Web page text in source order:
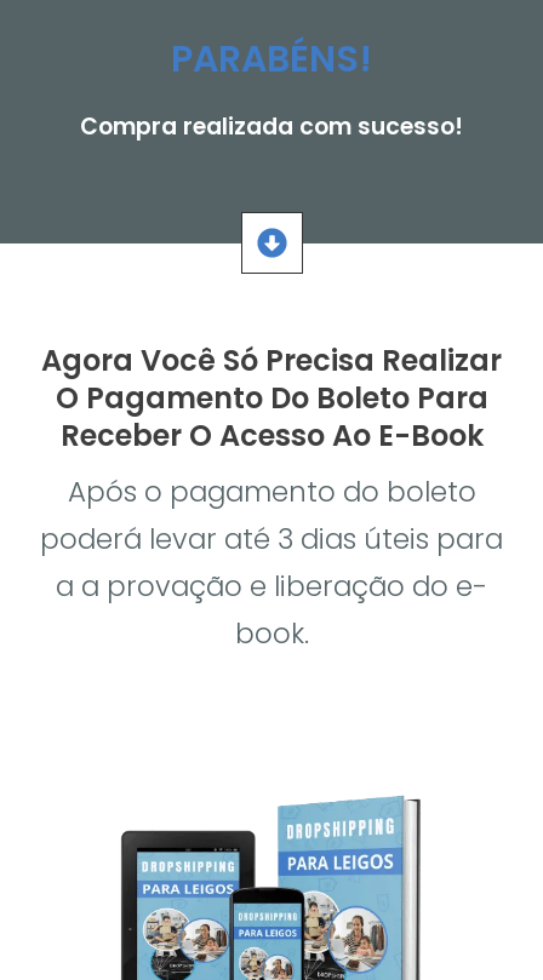
PARABÉNS!
Compra realizada com sucesso!
Agora Você Só Precisa Realizar
O Pagamento Do Boleto Para
Receber O Acesso Ao E-Book
Após o pagamento do boleto
poderá levar até 3 dias úteis para
a a provação e liberação do e-
book.